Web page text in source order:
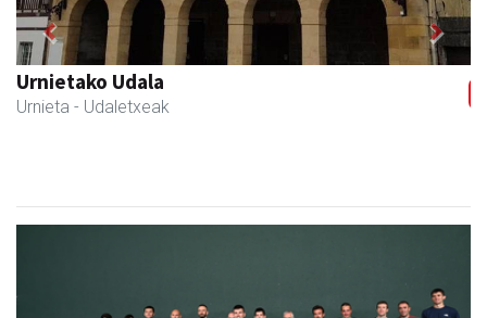
Urnietako Udala
Urnieta - Udaletxeak
Previous Next